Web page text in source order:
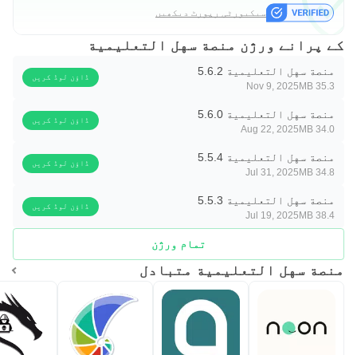
سیکیورٹی رپورٹ دیکھیں
کے پرانے ورژن منصة سهل التعليمية
منصة سهل التعليمية 5.6.2
35.3 MB
Nov 9, 2025
ڈاؤن لوڈ کریں
منصة سهل التعليمية 5.6.0
34.0 MB
Aug 22, 2025
ڈاؤن لوڈ کریں
منصة سهل التعليمية 5.5.4
34.8 MB
Jul 31, 2025
ڈاؤن لوڈ کریں
منصة سهل التعليمية 5.5.3
38.4 MB
Jul 19, 2025
ڈاؤن لوڈ کریں
تمام ورژن
منصة سهل التعليمية متبادل